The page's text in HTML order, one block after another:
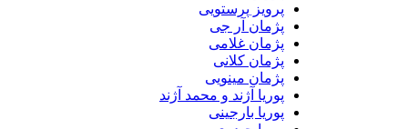
پرویز پرستویی
پژمان آر جی
پژمان غلامی
پژمان کلانی
پژمان مینویی
پوریا آژند و محمد آژند
پوریا بارجینی